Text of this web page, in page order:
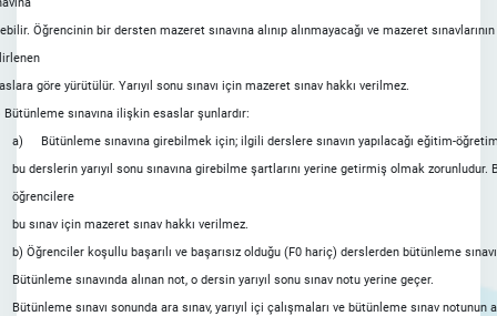
Öğrencinin bir dersten mazeret sınavına alınıp alınmayacağı ve mazeret
göre yürütülür. Yarıyıl sonu sınavı için mazeret sınav hakkı verilmez.
Bütünleme sınavına ilişkin esaslar şunlardır:
a)
Bütünleme sınavına girebilmek için; ilgili derslere sınavın yapılacağı eğitim-
bu derslerin yarıyıl sonu sınavına girebilme şartlarını yerine getirmiş olmak zorunludur.
öğrencilere
bu sınav için mazeret sınav hakkı verilmez.
b) Öğrenciler koşullu başarılı ve başarısız olduğu (F0 hariç) derslerden bütünleme
Bütünleme sınavında alınan not, o dersin yarıyıl sonu sınav notu yerine geçer.
Bütünleme sınavı sonunda ara sınav, yarıyıl içi çalışmaları ve bütünleme sınav notunun